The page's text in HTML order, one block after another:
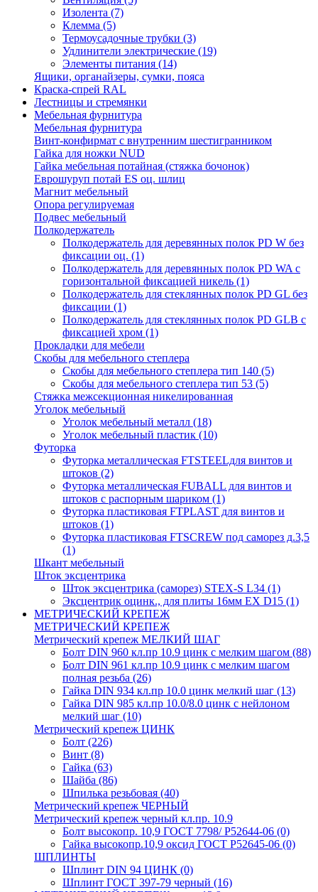
Изолента (7)
Клемма (5)
Термоусадочные трубки (3)
Удлинители электрические (19)
Элементы питания (14)
Ящики, органайзеры, сумки, пояса
Краска-спрей RAL
Лестницы и стремянки
Мебельная фурнитура
Мебельная фурнитура
Винт-конфирмат с внутренним шестигранником
Гайка для ножки NUD
Гайка мебельная потайная (стяжка бочонок)
Еврошуруп потай ES оц. шлиц
Магнит мебельный
Опора регулируемая
Подвес мебельный
Полкодержатель
Полкодержатель для деревянных полок PD W без
фиксации оц. (1)
Полкодержатель для деревянных полок PD WA с
горизонтальной фиксацией никель (1)
Полкодержатель для стеклянных полок PD GL без
фиксации (1)
Полкодержатель для стеклянных полок PD GLВ с
фиксацией хром (1)
Прокладки для мебели
Скобы для мебельного степлера
Скобы для мебельного степлера тип 140 (5)
Скобы для мебельного степлера тип 53 (5)
Стяжка межсекционная никелированная
Уголок мебельный
Уголок мебельный металл (18)
Уголок мебельный пластик (10)
Футорка
Футорка металлическая FTSTEELдля винтов и
штоков (2)
Футорка металлическая FUBALL для винтов и
штоков с распорным шариком (1)
Футорка пластиковая FTPLAST для винтов и
штоков (1)
Футорка пластиковая FTSCREW под саморез д.3,5
(1)
Шкант мебельный
Шток эксцентрика
Шток эксцентрика (саморез) STEX-S L34 (1)
Эксцентрик оцинк., для плиты 16мм EX D15 (1)
МЕТРИЧЕСКИЙ КРЕПЕЖ
МЕТРИЧЕСКИЙ КРЕПЕЖ
Метрический крепеж МЕЛКИЙ ШАГ
Болт DIN 960 кл.пр 10.9 цинк с мелким шагом (88)
Болт DIN 961 кл.пр 10.9 цинк с мелким шагом
полная резьба (26)
Гайка DIN 934 кл.пр 10.0 цинк мелкий шаг (13)
Гайка DIN 985 кл.пр 10.0/8.0 цинк с нейлоном
мелкий шаг (10)
Метрический крепеж ЦИНК
Болт (226)
Винт (8)
Гайка (63)
Шайба (86)
Шпилька резьбовая (40)
Метрический крепеж ЧЕРНЫЙ
Метрический крепеж черный кл.пр. 10.9
Болт высокопр. 10,9 ГОСТ 7798/ Р52644-06 (0)
Гайка высокопр.10,9 оксид ГОСТ Р52645-06 (0)
ШПЛИНТЫ
Шплинт DIN 94 ЦИНК (0)
Шплинт ГОСТ 397-79 черный (16)